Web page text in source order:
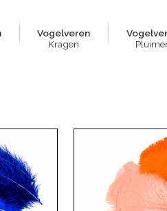
Vogelveren
Kragen
Vogelver